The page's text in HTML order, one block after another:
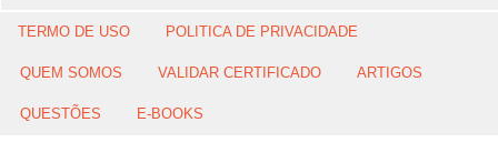
TERMO DE USO POLITICA DE PRIVACIDADE
QUEM SOMOS VALIDAR CERTIFICADO ARTIGOS
QUESTÕES E-BOOKS